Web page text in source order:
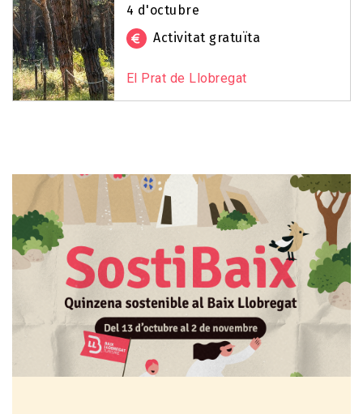
4 d'octubre
Activitat gratuïta
El Prat de Llobregat
Image